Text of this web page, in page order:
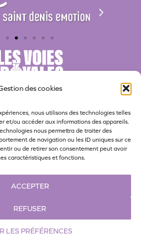
des cookies
nous utilisons des technologies telles
et/ou accéder aux informations des appareils.
nous permettra de traiter des
de navigation ou les ID uniques sur ce
ou de retirer son consentement peut avoir
caractéristiques et fonctions.
ACCEPTER
REFUSER
LES PRÉFÉRENCES
Nos partenaires Bénévoles
Politique de confidentialité